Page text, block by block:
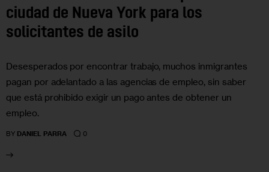
ciudad de Nueva York para los
solicitantes de asilo
Desesperados por encontrar trabajo, muchos inmigrantes
pagan por adelantado a las agencias de empleo, sin saber
que está prohibido exigir un pago antes de obtener un
empleo.
BY DANIEL PARRA 0